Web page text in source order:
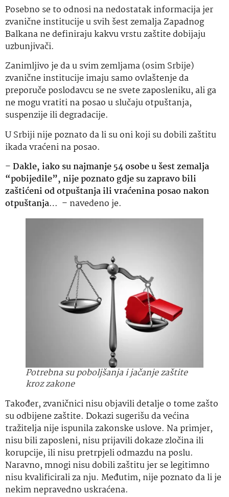
Posebno se to odnosi na nedostatak informacija jer
zvanične institucije u svih šest zemalja Zapadnog
Balkana ne definiraju kakvu vrstu zaštite dobijaju
uzbunjivači.
Zanimljivo je da u svim zemljama (osim Srbije)
zvanične institucije imaju samo ovlaštenje da
preporuče poslodavcu se ne svete zaposleniku, ali ga
ne mogu vratiti na posao u slučaju otpuštanja,
suspenzije ili degradacije.
U Srbiji nije poznato da li su oni koji su dobili zaštitu
ikada vraćeni na posao.
–Dakle, iako su najmanje 54 osobe u šest zemalja
“pobijedile”, nije poznato gdje su zapravo bili
zaštićeni od otpuštanja ili vraćenina posao nakon
otpuštanja… – navedeno je.
Potrebna su poboljšanja i jačanje zaštite
kroz zakone
Također, zvaničnici nisu objavili detalje o tome zašto
su odbijene zaštite. Dokazi sugerišu da većina
tražitelja nije ispunila zakonske uslove. Na primjer,
nisu bili zaposleni, nisu prijavili dokaze zločina ili
korupcije, ili nisu pretrpjeli odmazdu na poslu.
Naravno, mnogi nisu dobili zaštitu jer se legitimno
nisu kvalificirali za nju. Međutim, nije poznato da li je
nekim nepravedno uskraćena.